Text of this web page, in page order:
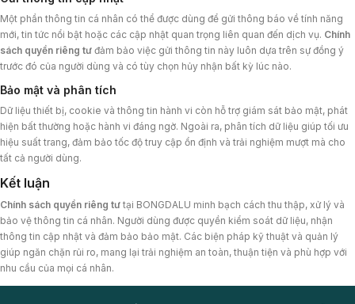
Một phần thông tin cá nhân có thể được dùng để gửi thông báo về tính năng
mới, tin tức nổi bật hoặc các cập nhật quan trọng liên quan đến dịch vụ. Chính
sách quyền riêng tư đảm bảo việc gửi thông tin này luôn dựa trên sự đồng ý
trước đó của người dùng và có tùy chọn hủy nhận bất kỳ lúc nào.
Bảo mật và phân tích
Dữ liệu thiết bị, cookie và thông tin hành vi còn hỗ trợ giám sát bảo mật, phát
hiện bất thường hoặc hành vi đáng ngờ. Ngoài ra, phân tích dữ liệu giúp tối ưu
hiệu suất trang, đảm bảo tốc độ truy cập ổn định và trải nghiệm mượt mà cho
tất cả người dùng.
Kết luận
Chính sách quyền riêng tư tại BONGDALU minh bạch cách thu thập, xử lý và
bảo vệ thông tin cá nhân. Người dùng được quyền kiểm soát dữ liệu, nhận
thông tin cập nhật và đảm bảo bảo mật. Các biện pháp kỹ thuật và quản lý
giúp ngăn chặn rủi ro, mang lại trải nghiệm an toàn, thuận tiện và phù hợp với
nhu cầu của mọi cá nhân.